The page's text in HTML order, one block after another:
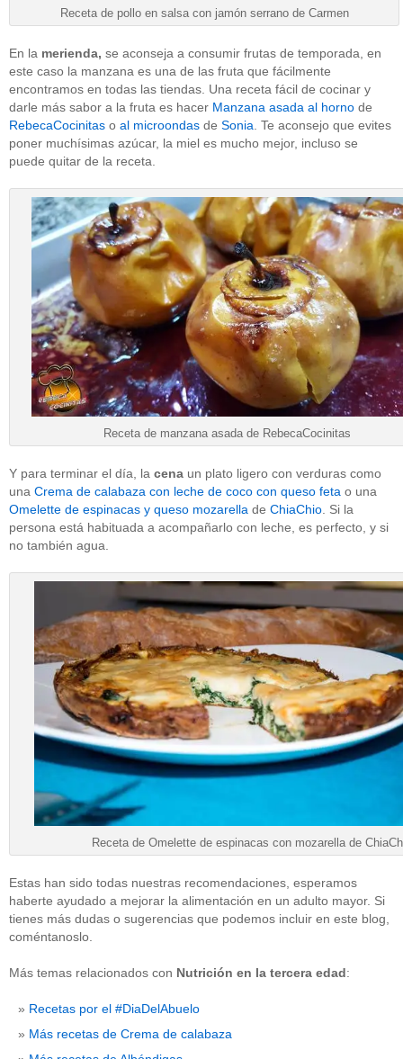
Receta de pollo en salsa con jamón serrano de Carmen
En la merienda, se aconseja a consumir frutas de temporada, en
este caso la manzana es una de las fruta que fácilmente
encontramos en todas las tiendas. Una receta fácil de cocinar y
darle más sabor a la fruta es hacer Manzana asada al horno de
RebecaCocinitas o al microondas de Sonia . Te aconsejo que evites
poner muchísimas azúcar, la miel es mucho mejor, incluso se
puede quitar de la receta.
Receta de manzana asada de RebecaCocinitas
Y para terminar el día, la cena un plato ligero con verduras como
una Crema de calabaza con leche de coco con queso feta o una
Omelette de espinacas y queso mozarella de ChiaChio . Si la
persona está habituada a acompañarlo con leche, es perfecto, y si
no también agua.
Receta de Omelette de espinacas con mozarella de
Estas han sido todas nuestras recomendaciones, esperamos
haberte ayudado a mejorar la alimentación en un adulto mayor. Si
tienes más dudas o sugerencias que podemos incluir en este blog,
coméntanoslo.
Más temas relacionados con Nutrición en la tercera edad:
Recetas por el #DiaDelAbuelo
Más recetas de Crema de calabaza